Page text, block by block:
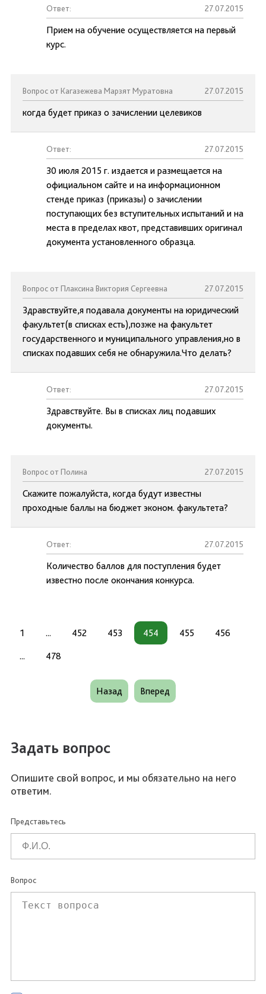
Ответ: 27.07.2015
Прием на обучение осуществляется на первый
курс.
Вопрос от Кагазежева Марзят Муратовна 27.07.2015
когда будет приказ о зачислении целевиков
Ответ: 27.07.2015
30 июля 2015 г. издается и размещается на
официальном сайте и на информационном
стенде приказ (приказы) о зачислении
поступающих без вступительных испытаний и на
места в пределах квот, представивших оригинал
документа установленного образца.
Вопрос от Плаксина Виктория Сергеевна 27.07.2015
Здравствуйте,я подавала документы на юридический
факультет(в списках есть),позже на факультет
государственного и муниципального управления,но в
списках подавших себя не обнаружила.Что делать?
Ответ: 27.07.2015
Здравствуйте. Вы в списках лиц подавших
документы.
Вопрос от Полина 27.07.2015
Скажите пожалуйста, когда будут известны
проходные баллы на бюджет эконом. факультета?
Ответ: 27.07.2015
Количество баллов для поступления будет
известно после окончания конкурса.
1 ... 452 453 454 455 456
... 478
Назад Вперед
Задать вопрос
Опишите свой вопрос, и мы обязательно на него
ответим.
Представьтесь
Вопрос